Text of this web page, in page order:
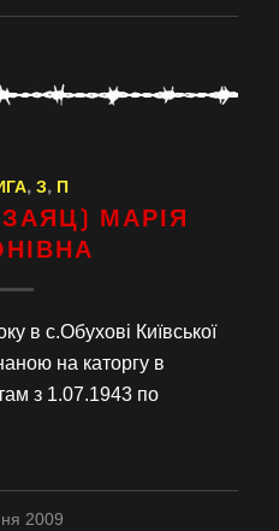
,З, П
МАРІЯ
в с.Обухові Київської
на каторгу в
з 1.07.1943 по
2009